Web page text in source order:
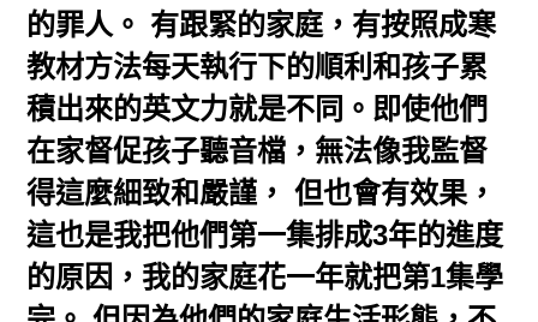
的罪人。 有跟緊的家庭，有按照成寒
教材方法每天執行下的順利和孩子累
積出來的英文力就是不同。即使他們
在家督促孩子聽音檔，無法像我監督
得這麼細致和嚴謹， 但也會有效果，
這也是我把他們第一集排成3年的進度
的原因，我的家庭花一年就把第1集學